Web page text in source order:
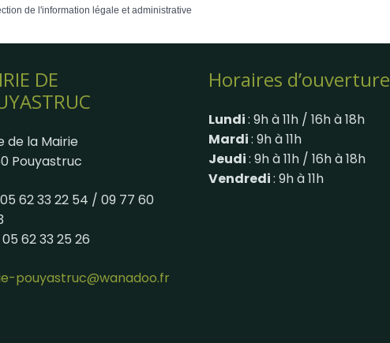
de l'information légale et administrative
DE
de la Mairie
Pouyastruc
62 33 22 54 / 09 77 60
05 62 33 25 26
pouyastruc@wanadoo.fr
Horaires d’ouverture
Lundi: 9h à 11h / 16h à 18h
Mardi: 9h à 11h
Jeudi: 9h à 11h / 16h à 18h
Vendredi: 9h à 11h